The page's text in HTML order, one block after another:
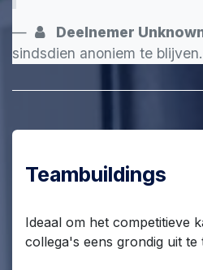
Deelnemer
sindsdien anoniem te blijven.
Teambuildings
Ideaal om het competitieve
collega's eens grondig uit te